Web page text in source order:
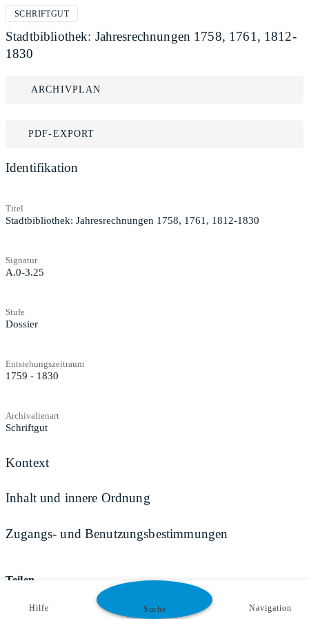
SCHRIFTGUT
Stadtbibliothek: Jahresrechnungen 1758, 1761, 1812-
1830
ARCHIVPLAN
PDF-EXPORT
Identifikation
Titel
Stadtbibliothek: Jahresrechnungen 1758, 1761, 1812-1830
Signatur
A.0-3.25
Stufe
Dossier
Entstehungszeitraum
1759 - 1830
Archivalienart
Schriftgut
Kontext
Inhalt und innere Ordnung
Zugangs- und Benutzungsbestimmungen
Teilen
Hilfe Suche Navigation